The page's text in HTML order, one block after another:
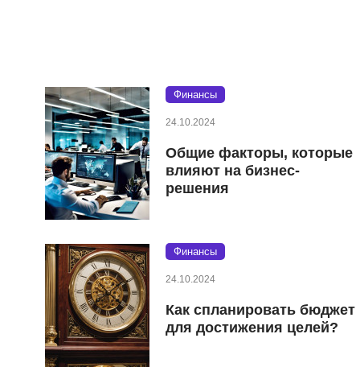
Финансы
24.10.2024
Общие факторы, которые
влияют на бизнес-
решения
Финансы
24.10.2024
Как спланировать бюджет
для достижения целей?